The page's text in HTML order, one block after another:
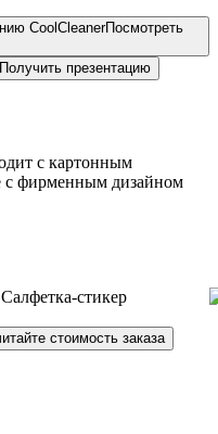
Посмотреть
Получить презентацию
с картонным
с фирменным дизайном
стоимость заказа